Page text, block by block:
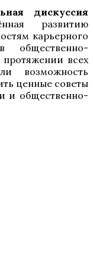
дискуссия
развитию
карьерного
всех
возможность
ценные советы
и общественно-